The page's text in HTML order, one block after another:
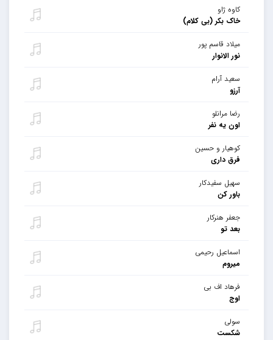
کاوه ژاو
خاک بکر (بی کلام)
میلاد قاسم پور
نور الانوار
سعید آرام
آرزو
رضا مرانلو
اون یه نفر
کوهیار و حسین
فرق داری
سهیل سفیدکار
باور کن
جعفر هنرکار
بعد تو
اسماعیل رحیمی
میروم
فرهاد اف بی
اوج
سولی
شکست